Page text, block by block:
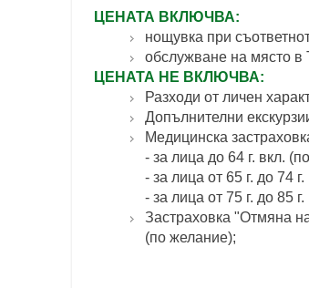
ЦЕНАТА ВКЛЮЧВА:
нощувка при
обслужване на място в
ЦЕНАТА НЕ ВКЛЮЧВА:
Разходи от личен
Допълнителни
Медицинска
- за лица до 64 г. вкл.
- за лица от 65 г. до 74
- за лица от 75 г. до 85
Застраховка "Отмяна
(по желание);